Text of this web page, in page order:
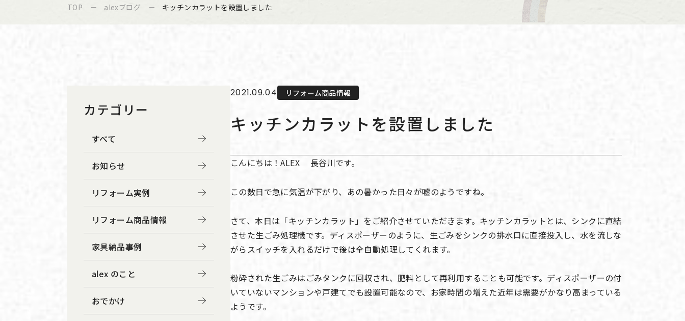
TOP alexブログ キッチンカラットを設置しました
カテゴリー
すべて
お知らせ
リフォーム実例
リフォーム商品情報
家具納品事例
alex のこと
おでかけ
2021.09.04 リフォーム商品情報
キッチンカラットを設置しました
こんにちは！ALEX 長谷川です。
この数日で急に気温が下がり、あの暑かった日々が嘘のようですね。
さて、本日は「キッチンカラット」をご紹介させていただきます。キッチンカラットとは、シンクに直結
させた生ごみ処理機です。ディスポーザーのように、生ごみをシンクの排水口に直接投入し、水を流しな
がらスイッチを入れるだけで後は全自動処理してくれます。
粉砕された生ごみはごみタンクに回収され、肥料として再利用することも可能です。ディスポーザーの付
いていないマンションや戸建てでも設置可能なので、お家時間の増えた近年は需要がかなり高まっている
ようです。